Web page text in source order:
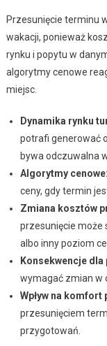
Przesunięcie terminu
wakacji, ponieważ
rynku i popytu w
algorytmy cenowe
miejsc.
Dynamika rynku
potrafi generować
bywa odczuwalna
Algorytmy cenowe:
ceny, gdy termin
Zmiana kosztów
przesunięcie może
albo inny poziom
Konsekwencje dla
wymagać zmian w
Wpływ na komfort
przesunięciem
przygotowań.